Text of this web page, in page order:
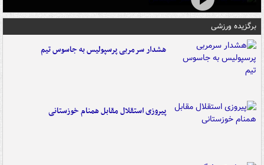
برگزیده ورزشی
هشدار سرمربی پرسپولیس به جاسوس تیم
پیروزی استقلال مقابل همنام خوزستانی